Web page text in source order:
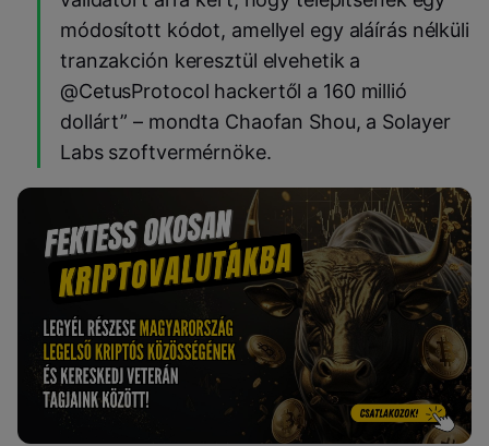
módosított kódot, amellyel egy aláírás nélküli
tranzakción keresztül elvehetik a
@CetusProtocol hackertől a 160 millió
dollárt” – mondta Chaofan Shou, a Solayer
Labs szoftvermérnöke.